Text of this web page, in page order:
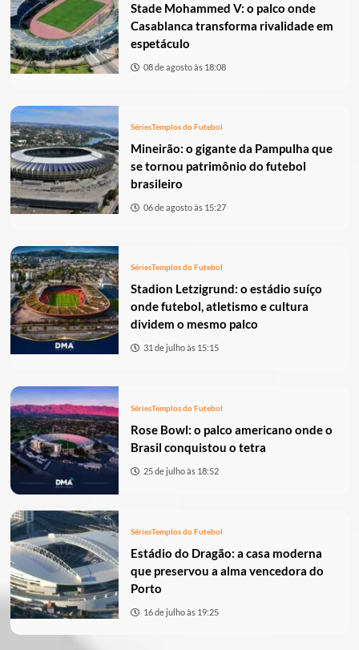
Stade Mohammed V: o palco onde
Casablanca transforma rivalidade em
espetáculo
08 de agosto às 18:08
SériesTemplos do Futebol
Mineirão: o gigante da Pampulha que
se tornou patrimônio do futebol
brasileiro
06 de agosto às 15:27
SériesTemplos do Futebol
Stadion Letzigrund: o estádio suíço
onde futebol, atletismo e cultura
dividem o mesmo palco
31 de julho às 15:15
SériesTemplos do Futebol
Rose Bowl: o palco americano onde o
Brasil conquistou o tetra
25 de julho às 18:52
SériesTemplos do Futebol
Estádio do Dragão: a casa moderna
que preservou a alma vencedora do
Porto
16 de julho às 19:25